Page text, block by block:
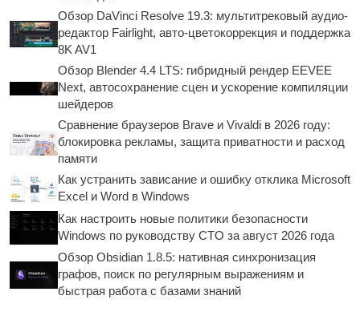
Обзор DaVinci Resolve 19.3: мультитрековый аудио-
редактор Fairlight, авто-цветокоррекция и поддержка
8K AV1
Обзор Blender 4.4 LTS: гибридный рендер EEVEE
Next, автосохранение сцен и ускорение компиляции
шейдеров
Сравнение браузеров Brave и Vivaldi в 2026 году:
блокировка рекламы, защита приватности и расход
памяти
Как устранить зависание и ошибку отклика Microsoft
Excel и Word в Windows
Как настроить новые политики безопасности
Windows по руководству CTO за август 2026 года
Обзор Obsidian 1.8.5: нативная синхронизация
графов, поиск по регулярным выражениям и
быстрая работа с базами знаний